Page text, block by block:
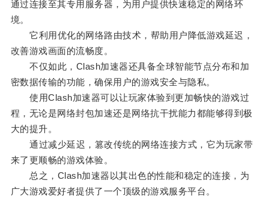
通过连接至其专用服务器，为用户提供快速稳定的网络环
境。
它利用优化的网络路由技术，帮助用户降低游戏延迟，
改善游戏画面的流畅度。
不仅如此，Clash加速器还具备全球智能节点分布和加
密数据传输的功能，确保用户的游戏安全与隐私。
使用Clash加速器可以让玩家体验到更加畅快的游戏过
程，无论是网络封包加速还是网络抗干扰能力都能够得到极
大的提升。
通过减少延迟，篡改传统的网络连接方式，它为玩家带
来了更顺畅的游戏体验。
总之，Clash加速器以其出色的性能和稳定的连接，为
广大游戏爱好者提供了一个顶级的游戏服务平台。